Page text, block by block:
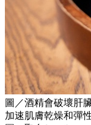
圖／酒精會破壞肝
加速肌膚乾燥和彈